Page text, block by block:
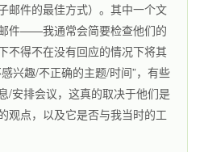
邮件的最佳方式）。其中一个文
件——我通常会简要检查他们的
不得不在没有回应的情况下将其
兴趣/不正确的主题/时间”，有些
/安排会议，这真的取决于他们是
观点，以及它是否与我当时的工